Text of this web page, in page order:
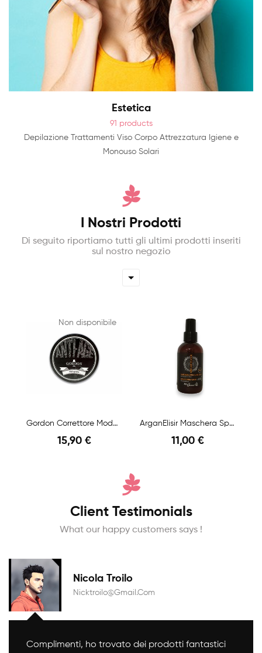
Estetica
91 products
Depilazione Trattamenti Viso Corpo Attrezzatura Igiene e
Monouso Solari
I Nostri Prodotti
Di seguito riportiamo tutti gli ultimi prodotti inseriti
sul nostro negozio
Non disponibile
Gordon Correttore Modellante Anti-Age 100ml
15,90 €
ArganElisir Maschera Spray 150ml
11,00 €
Client Testimonials
What our happy customers says !
Nicola Troilo
Nicktroilo@gmail.com
Complimenti, ho trovato dei prodotti fantastici